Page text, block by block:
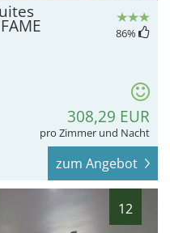
86%
308,29 EUR
pro Zimmer und Nacht
zum Angebot
12